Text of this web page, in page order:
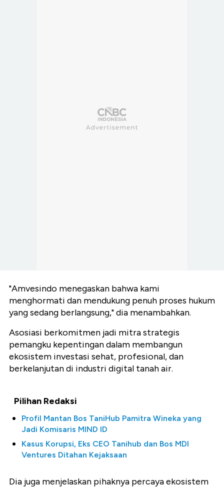
"Amvesindo menegaskan bahwa kami
menghormati dan mendukung penuh proses hukum
yang sedang berlangsung," dia menambahkan.
Asosiasi berkomitmen jadi mitra strategis
pemangku kepentingan dalam membangun
ekosistem investasi sehat, profesional, dan
berkelanjutan di industri digital tanah air.
Pilihan Redaksi
Profil Mantan Bos TaniHub Pamitra Wineka yang
Jadi Komisaris MIND ID
Kasus Korupsi, Eks CEO Tanihub dan Bos MDI
Ventures Ditahan Kejaksaan
Dia juga menjelaskan pihaknya percaya ekosistem